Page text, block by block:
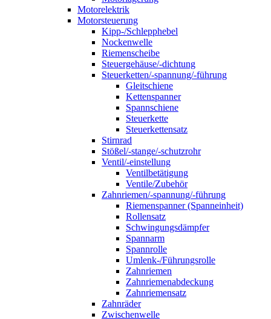
Motorelektrik
Motorsteuerung
Kipp-/Schlepphebel
Nockenwelle
Riemenscheibe
Steuergehäuse/-dichtung
Steuerketten/-spannung/-führung
Gleitschiene
Kettenspanner
Spannschiene
Steuerkette
Steuerkettensatz
Stirnrad
Stößel/-stange/-schutzrohr
Ventil/-einstellung
Ventilbetätigung
Ventile/Zubehör
Zahnriemen/-spannung/-führung
Riemenspanner (Spanneinheit)
Rollensatz
Schwingungsdämpfer
Spannarm
Spannrolle
Umlenk-/Führungsrolle
Zahnriemen
Zahnriemenabdeckung
Zahnriemensatz
Zahnräder
Zwischenwelle